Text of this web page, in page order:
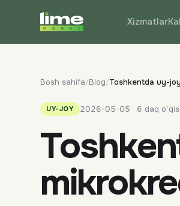
Xizmatlar
Bosh sahifa/Blog/Toshkentda uy-
UY-JOY 2026-05-05 · 6 daq